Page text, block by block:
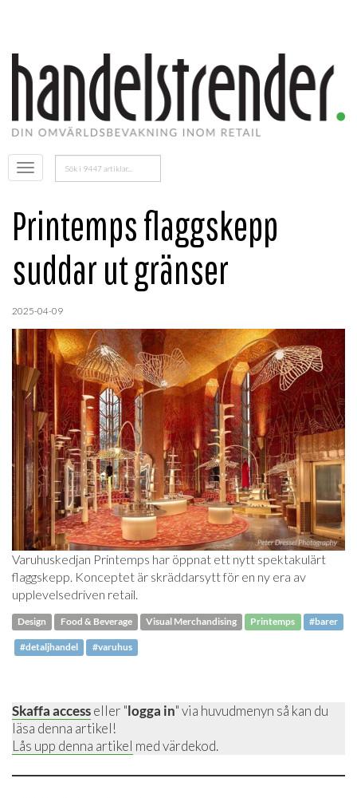
Öppna
menyn
Sök
efter:
Printemps flaggskepp
suddar ut gränser
2025-04-09
Varuhuskedjan Printemps har öppnat ett nytt spektakulärt
flaggskepp. Konceptet är skräddarsytt för en ny era av
upplevelsedriven retail.
Design Food & Beverage Visual Merchandising Printemps #barer
#detaljhandel #varuhus
Skaffa accesseller "logga in" via huvudmenyn så kan du
läsa denna artikel!
Lås upp denna artikel med värdekod.